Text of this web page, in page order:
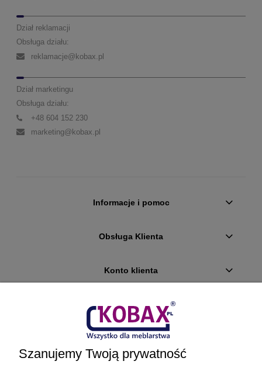
Dział reklamacji
Obsługa działu:
reklamacje@kobax.pl
Dział marketingu
Obsługa działu:
+48 604 152 230
marketing@kobax.pl
Informacje i pomoc
Obsługa Klienta
Konto klienta
Płatności i dostawa
Ciekawostki
Szanujemy Twoją prywatność